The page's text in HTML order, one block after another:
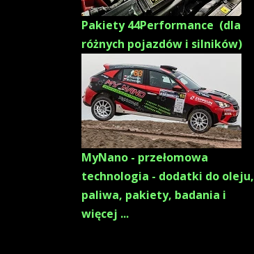
Pakiety 44Performance (dla
różnych pojazdów i silników)
MyNano - przełomowa
technologia - dodatki do oleju,
paliwa, pakiety, badania i
więcej ...